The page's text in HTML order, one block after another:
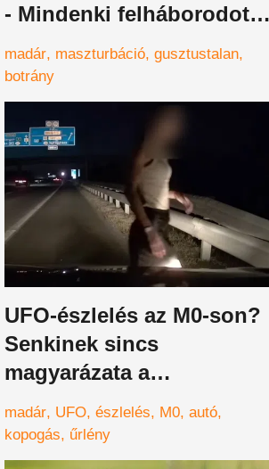
- Mindenki felháborodott
a gusztustalan felvételen!
madár maszturbáció gusztustalan
botrány
UFO-észlelés az M0-son?
Senkinek sincs
magyarázata a
hátborzongató jelenségre
– videó
madár UFO észlelés M0 autó
kopogás
űrlény